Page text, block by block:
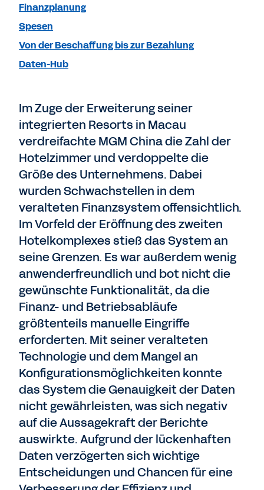
Im Zuge der Erweiterung seiner
integrierten Resorts in Macau
verdreifachte MGM China die Zahl der
Hotelzimmer und verdoppelte die
Größe des Unternehmens. Dabei
wurden Schwachstellen in dem
veralteten Finanzsystem offensichtlich.
Im Vorfeld der Eröffnung des zweiten
Hotelkomplexes stieß das System an
seine Grenzen. Es war außerdem wenig
anwenderfreundlich und bot nicht die
gewünschte Funktionalität, da die
Finanz- und Betriebsabläufe
größtenteils manuelle Eingriffe
erforderten. Mit seiner veralteten
Technologie und dem Mangel an
Konfigurationsmöglichkeiten konnte
das System die Genauigkeit der Daten
nicht gewährleisten, was sich negativ
auf die Aussagekraft der Berichte
auswirkte. Aufgrund der lückenhaften
Daten verzögerten sich wichtige
Entscheidungen und Chancen für eine
Finanzplanung
Spesen
Von der Beschaffung bis zur Bezahlung
Daten-Hub